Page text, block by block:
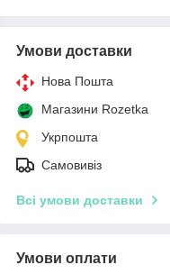
Умови доставки
Нова Пошта
Магазини Rozetka
Укрпошта
Самовивіз
Всі умови доставки
Умови оплати